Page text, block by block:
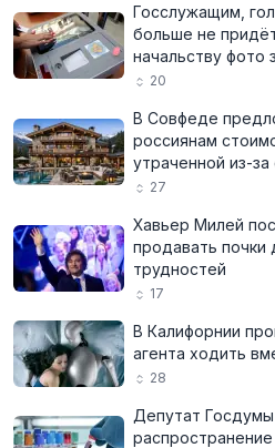
Госслужащим,
больше не
начальству фото
20
В Совфеде
россиянам
утраченной из-за
27
Хавьер Милей
продавать почки
трудностей
17
В Калифорнии
агента ходить
28
Депутат Госдумы